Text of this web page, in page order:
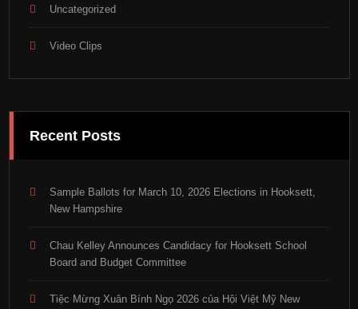
Uncategorized
Video Clips
Recent Posts
Sample Ballots for March 10, 2026 Elections in Hooksett,
New Hampshire
Chau Kelley Announces Candidacy for Hooksett School
Board and Budget Committee
Tiệc Mừng Xuân Bính Ngọ 2026 của Hội Việt Mỹ New